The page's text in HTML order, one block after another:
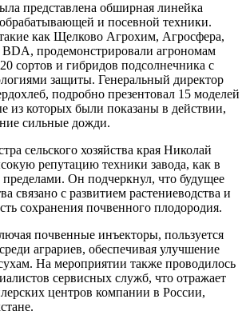
представлена обширная линейка
и посевной техники.
как Щелково Агрохим, Агросфера,
продемонстрировали агрономам
сортов и гибридов подсолнечника с
защиты. Генеральный директор
подробно презентовал 15 моделей
из которых были показаны в действии,
сильные дожди.
сельского хозяйства края Николай
репутацию техники завода, как в
пределами. Он подчеркнул, что будущее
связано с развитием растениеводства и
сохранения почвенного плодородия.
почвенные инъекторы, пользуется
аграриев, обеспечивая улучшение
На мероприятии также проводилось
сервисных служб, что отражает
центров компании в России,